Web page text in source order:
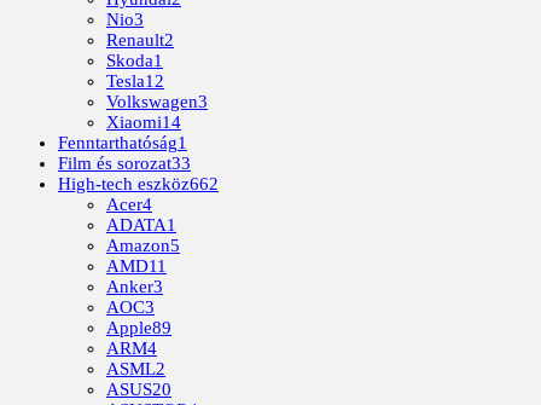
Nio3
Renault2
Skoda1
Tesla12
Volkswagen3
Xiaomi14
Fenntarthatóság1
Film és sorozat33
High-tech eszköz662
Acer4
ADATA1
Amazon5
AMD11
Anker3
AOC3
Apple89
ARM4
ASML2
ASUS20